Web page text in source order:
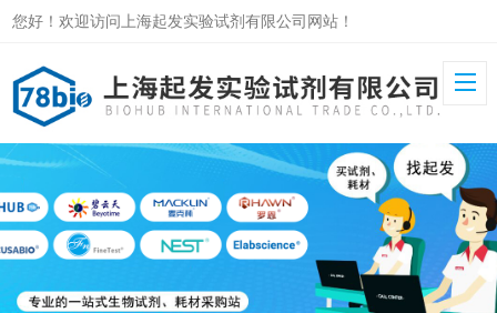
您好！欢迎访问上海起发实验试剂有限公司网站！